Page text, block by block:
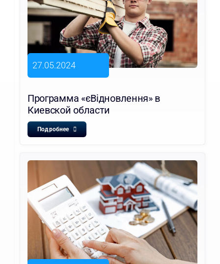
27.05.2024
Программа «єВідновлення» в
Киевской области
Подробнее